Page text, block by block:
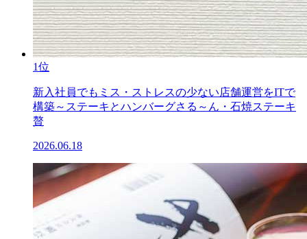
1位
新入社員でもミス・ストレスの少ない店舗運営をITで
構築～ステーキとハンバーグさる～ん・石焼ステーキ
贅
2026.06.18